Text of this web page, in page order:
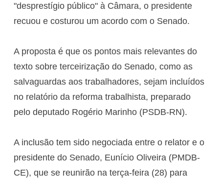
"desprestígio público" à Câmara, o presidente
recuou e costurou um acordo com o Senado.
A proposta é que os pontos mais relevantes do
texto sobre terceirização do Senado, como as
salvaguardas aos trabalhadores, sejam incluídos
no relatório da reforma trabalhista, preparado
pelo deputado Rogério Marinho (PSDB-RN).
A inclusão tem sido negociada entre o relator e o
presidente do Senado, Eunício Oliveira (PMDB-
CE), que se reunirão na terça-feira (28) para